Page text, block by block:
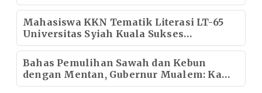
Mahasiswa KKN Tematik Literasi LT-65
Universitas Syiah Kuala Sukses
Selenggarakan Pekan Lomba Literasi di
Gampong Rhieng Blang
Bahas Pemulihan Sawah dan Kebun
dengan Mentan, Gubernur Mualem: Kami
Butuh Dukungan Pak Menteri